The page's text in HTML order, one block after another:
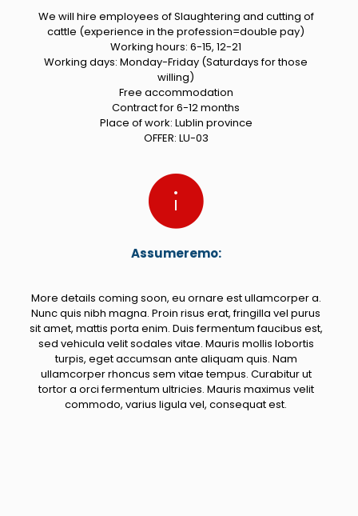
We will hire employees of Slaughtering and cutting of
cattle (experience in the profession=double pay)
Working hours: 6-15, 12-21
Working days: Monday-Friday (Saturdays for those
willing)
Free accommodation
Contract for 6-12 months
Place of work: Lublin province
OFFER: LU-03
Assumeremo:
More details coming soon, eu ornare est ullamcorper a.
Nunc quis nibh magna. Proin risus erat, fringilla vel purus
sit amet, mattis porta enim. Duis fermentum faucibus est,
sed vehicula velit sodales vitae. Mauris mollis lobortis
turpis, eget accumsan ante aliquam quis. Nam
ullamcorper rhoncus sem vitae tempus. Curabitur ut
tortor a orci fermentum ultricies. Mauris maximus velit
commodo, varius ligula vel, consequat est.